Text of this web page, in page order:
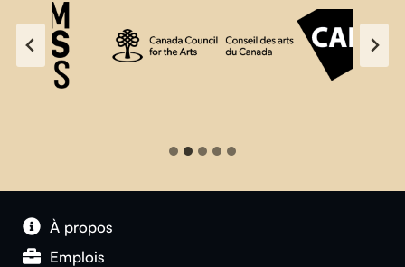
À propos
Emplois